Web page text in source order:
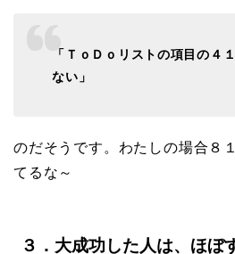
「ＴｏＤｏリストの項目の４
ない」
のだそうです。わたしの場合８
てるな～
３．大成功した人は、ほぼ